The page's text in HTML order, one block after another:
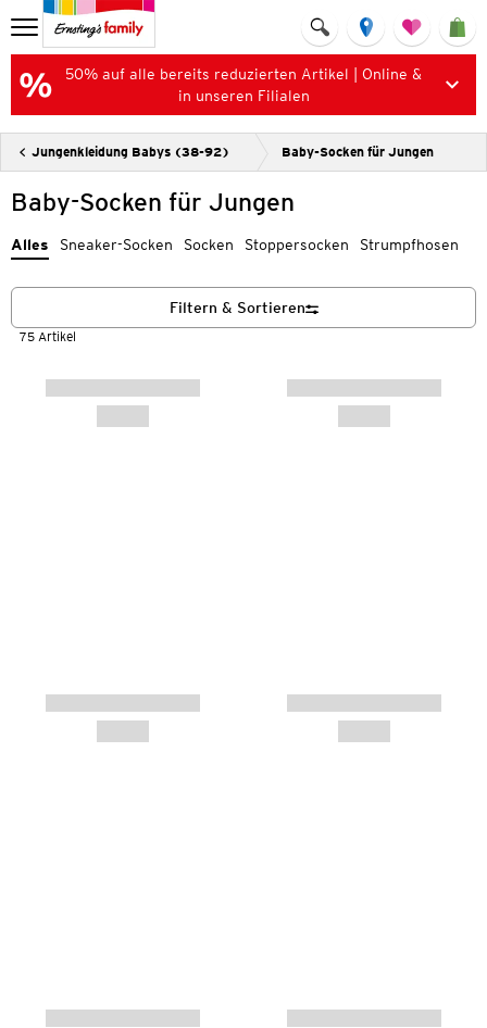
50% auf alle bereits reduzierten Artikel | Online &
in unseren Filialen
Jungenkleidung Babys (38-92) Baby-Socken für Jungen
Baby-Socken für Jungen
Alles Sneaker-Socken Socken Stoppersocken Strumpfhosen
75 Artikel
Filtern & Sortieren